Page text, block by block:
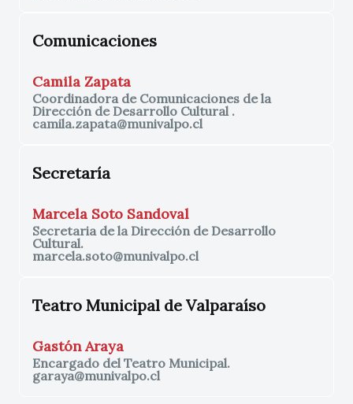
Comunicaciones
Camila Zapata
Coordinadora de Comunicaciones de la
Dirección de Desarrollo Cultural .
camila.zapata@munivalpo.cl
Secretaría
Marcela Soto Sandoval
Secretaria de la Dirección de Desarrollo
Cultural.
marcela.soto@munivalpo.cl
Teatro Municipal de Valparaíso
Gastón Araya
Encargado del Teatro Municipal.
garaya@munivalpo.cl